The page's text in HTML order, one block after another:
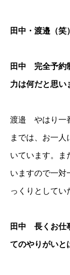
田中・渡邉（笑
田中 完全予約
力は何だと思い
渡邉 やはり一
までは、お一
いています。ま
いますので一対
っくりとしてい
田中 長くお仕
てのやりがいと